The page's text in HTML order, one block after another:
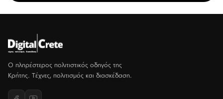
Ο πληρέστερος πολιτιστικός οδηγός της
Κρήτης. Τέχνες, πολιτισμός και διασκέδαση.